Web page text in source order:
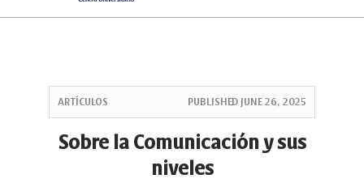
ARTÍCULOS PUBLISHED JUNE 26, 2025
Sobre la Comunicación y sus
niveles